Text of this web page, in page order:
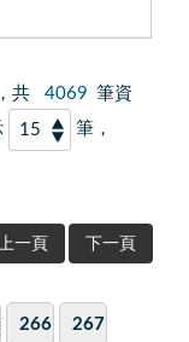
共 4069 筆資
筆，
上一頁 下一頁
266 267